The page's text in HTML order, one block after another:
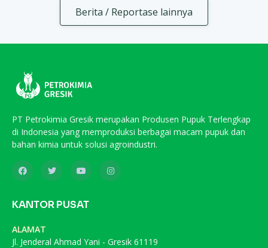
Berita / Reportase lainnya
PT Petrokimia Gresik merupakan Produsen Pupuk Terlengkap
di Indonesia yang memproduksi berbagai macam pupuk dan
bahan kimia untuk solusi agroindustri.
KANTOR PUSAT
ALAMAT
Jl. Jenderal Ahmad Yani - Gresik 61119